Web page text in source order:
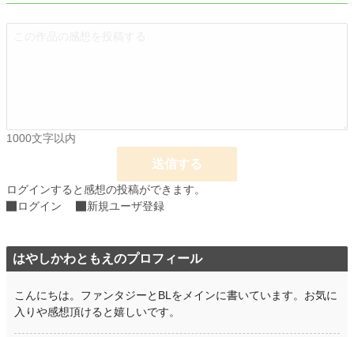
1000文字以内
送信する
ログインすると感想の投稿ができます。
ログイン
新規ユーザ登録
はやしかわともえのプロフィール
こんにちは。ファンタジーとBLをメインに書いています。お気に
入りや感想頂けると嬉しいです。